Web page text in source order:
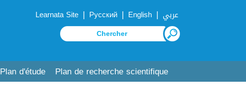
Learnata Site | Русский | English | عربي
Plan d'étude Plan de recherche scientifique